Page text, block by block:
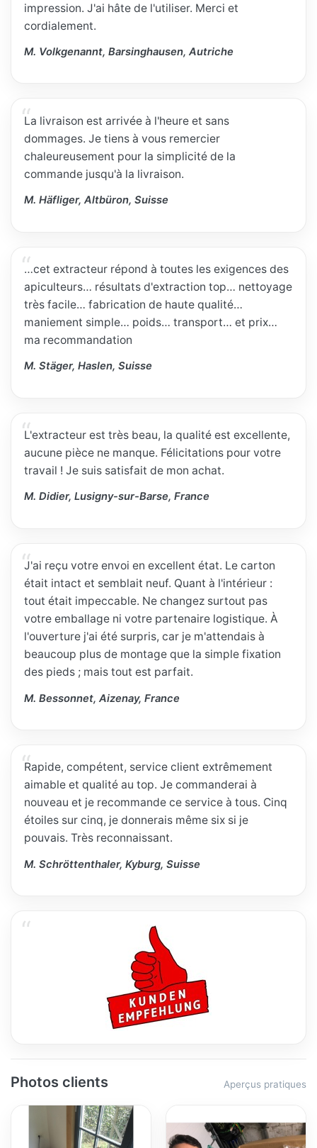
impression. J'ai hâte de l'utiliser. Merci et
cordialement.
M. Volkgenannt, Barsinghausen, Autriche
La livraison est arrivée à l'heure et sans
dommages. Je tiens à vous remercier
chaleureusement pour la simplicité de la
commande jusqu'à la livraison.
M. Häfliger, Altbüron, Suisse
…cet extracteur répond à toutes les exigences des
apiculteurs… résultats d'extraction top… nettoyage
très facile… fabrication de haute qualité…
maniement simple… poids… transport… et prix…
ma recommandation
M. Stäger, Haslen, Suisse
L'extracteur est très beau, la qualité est excellente,
aucune pièce ne manque. Félicitations pour votre
travail ! Je suis satisfait de mon achat.
M. Didier, Lusigny-sur-Barse, France
J'ai reçu votre envoi en excellent état. Le carton
était intact et semblait neuf. Quant à l'intérieur :
tout était impeccable. Ne changez surtout pas
votre emballage ni votre partenaire logistique. À
l'ouverture j'ai été surpris, car je m'attendais à
beaucoup plus de montage que la simple fixation
des pieds ; mais tout est parfait.
M. Bessonnet, Aizenay, France
Rapide, compétent, service client extrêmement
aimable et qualité au top. Je commanderai à
nouveau et je recommande ce service à tous. Cinq
étoiles sur cinq, je donnerais même six si je
pouvais. Très reconnaissant.
M. Schröttenthaler, Kyburg, Suisse
Photos clients Aperçus pratiques